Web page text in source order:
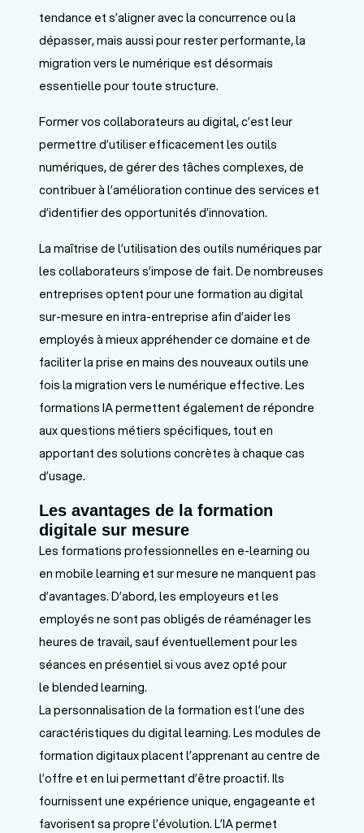
tendance et s’aligner avec la concurrence ou la
dépasser, mais aussi pour rester performante, la
migration vers le numérique est désormais
essentielle pour toute structure.
Former vos collaborateurs au digital, c’est leur
permettre d’utiliser efficacement les outils
numériques, de gérer des tâches complexes, de
contribuer à l’amélioration continue des services et
d’identifier des opportunités d’innovation.
La maîtrise de l’utilisation des outils numériques par
les collaborateurs s’impose de fait. De nombreuses
entreprises optent pour une formation au digital
sur-mesure en intra-entreprise afin d’aider les
employés à mieux appréhender ce domaine et de
faciliter la prise en mains des nouveaux outils une
fois la migration vers le numérique effective. Les
formations IA permettent également de répondre
aux questions métiers spécifiques, tout en
apportant des solutions concrètes à chaque cas
d’usage.
Les avantages de la formation
digitale sur mesure
Les formations professionnelles en e-learning ou
en mobile learning et sur mesure ne manquent pas
d’avantages. D’abord, les employeurs et les
employés ne sont pas obligés de réaménager les
heures de travail, sauf éventuellement pour les
séances en présentiel si vous avez opté pour
le blended learning.
La personnalisation de la formation est l’une des
caractéristiques du digital learning. Les modules de
formation digitaux placent l’apprenant au centre de
l’offre et en lui permettant d’être proactif. Ils
fournissent une expérience unique, engageante et
favorisent sa propre l’évolution. L’IA permet